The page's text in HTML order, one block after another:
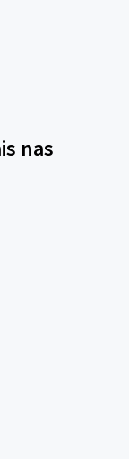
nas